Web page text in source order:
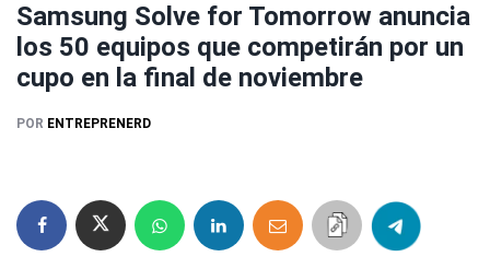
Samsung Solve for Tomorrow anuncia
los 50 equipos que competirán por un
cupo en la final de noviembre
POR ENTREPRENERD